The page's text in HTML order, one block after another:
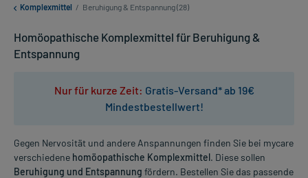
Komplexmittel / Beruhigung & Entspannung (28)
Homöopathische Komplexmittel für Beruhigung &
Entspannung
Nur für kurze Zeit: Gratis-Versand* ab 19€
Mindestbestellwert!
Gegen Nervosität und andere Anspannungen finden Sie bei mycare
verschiedene homöopathische Komplexmittel. Diese sollen
Beruhigung und Entspannung fördern. Bestellen Sie das passende